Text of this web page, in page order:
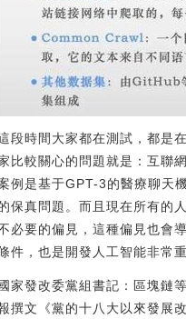
段時間大家都在測試，都是
比較關心的問題就是：互聯
例是基于GPT-3的醫療聊天
保真問題。而且現在所有的
必要的偏見，這種偏見也會
件，也是開發人工智能非常
國家發改委黨組書記：區塊鏈
撰文《黨的十八大以來發展